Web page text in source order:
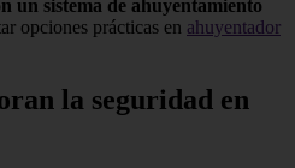
un sistema de ahuyentamiento
opciones prácticas en ahuyentador
la seguridad en